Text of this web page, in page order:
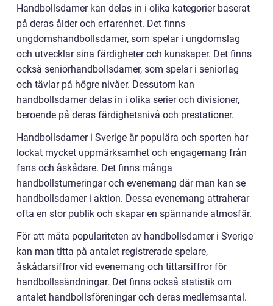
Handbollsdamer kan delas in i olika kategorier baserat
på deras ålder och erfarenhet. Det finns
ungdomshandbollsdamer, som spelar i ungdomslag
och utvecklar sina färdigheter och kunskaper. Det finns
också seniorhandbollsdamer, som spelar i seniorlag
och tävlar på högre nivåer. Dessutom kan
handbollsdamer delas in i olika serier och divisioner,
beroende på deras färdighetsnivå och prestationer.
Handbollsdamer i Sverige är populära och sporten har
lockat mycket uppmärksamhet och engagemang från
fans och åskådare. Det finns många
handbollsturneringar och evenemang där man kan se
handbollsdamer i aktion. Dessa evenemang attraherar
ofta en stor publik och skapar en spännande atmosfär.
För att mäta populariteten av handbollsdamer i Sverige
kan man titta på antalet registrerade spelare,
åskådarsiffror vid evenemang och tittarsiffror för
handbollssändningar. Det finns också statistik om
antalet handbollsföreningar och deras medlemsantal.